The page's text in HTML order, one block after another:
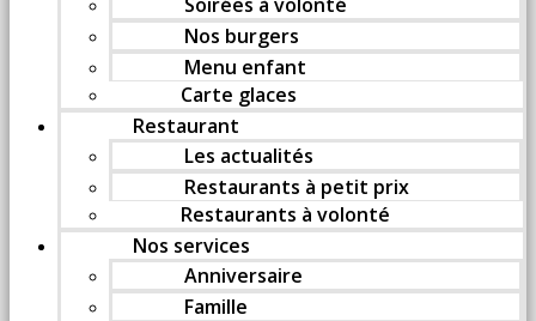
Nos burgers
Menu enfant
Carte glaces
Restaurant
Les actualités
Restaurants à petit prix
Restaurants à volonté
Nos services
Anniversaire
Famille